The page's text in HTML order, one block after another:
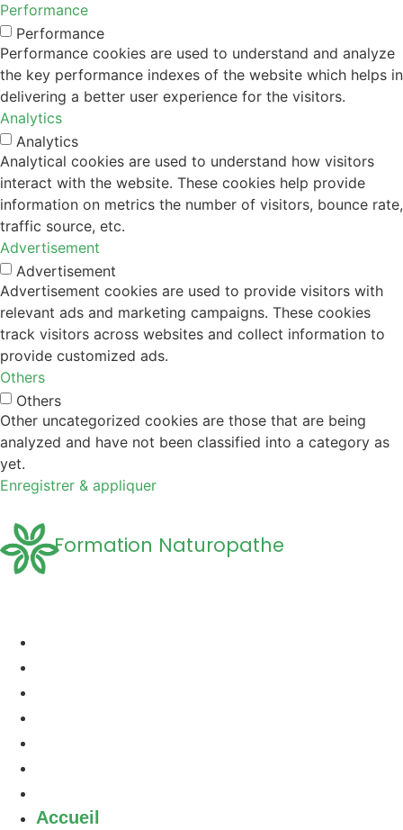
Performance
Performance
Performance cookies are used to understand and analyze
the key performance indexes of the website which helps in
delivering a better user experience for the visitors.
Analytics
Analytics
Analytical cookies are used to understand how visitors
interact with the website. These cookies help provide
information on metrics the number of visitors, bounce rate,
traffic source, etc.
Advertisement
Advertisement
Advertisement cookies are used to provide visitors with
relevant ads and marketing campaigns. These cookies
track visitors across websites and collect information to
provide customized ads.
Others
Others
Other uncategorized cookies are those that are being
analyzed and have not been classified into a category as
yet.
Enregistrer & appliquer
Formation Naturopathe
Accueil